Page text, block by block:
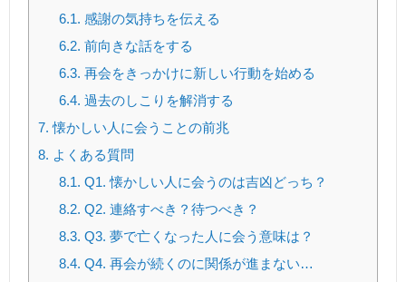
6.1. 感謝の気持ちを伝える
6.2. 前向きな話をする
6.3. 再会をきっかけに新しい行動を始める
6.4. 過去のしこりを解消する
7. 懐かしい人に会うことの前兆
8. よくある質問
8.1. Q1. 懐かしい人に会うのは吉凶どっち？
8.2. Q2. 連絡すべき？待つべき？
8.3. Q3. 夢で亡くなった人に会う意味は？
8.4. Q4. 再会が続くのに関係が進まない…